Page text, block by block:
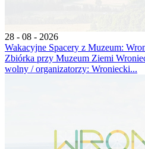
28 - 08 - 2026
Wakacyjne Spacery z Muzeum:
Zbiórka przy Muzeum Ziemi
wolny / organizatorzy: Wroniecki...